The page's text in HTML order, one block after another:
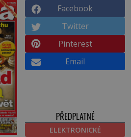
Facebook
Twitter
Pinterest
Email
PŘEDPLATNÉ
ELEKTRONICKÉ